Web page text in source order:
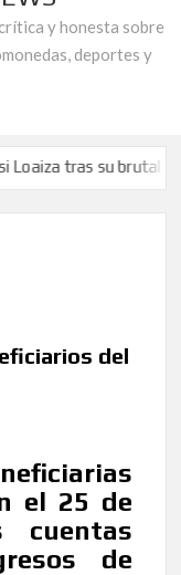
y honesta sobre
deportes y
su brutal agresión
responde a Juan
del
el 25 de
cuentas
de